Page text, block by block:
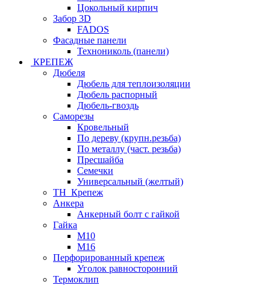
Цокольный кирпич
Забор 3D
FADOS
Фасадные панели
Технониколь (панели)
КРЕПЕЖ
Дюбеля
Дюбель для теплоизоляции
Дюбель распорный
Дюбель-гвоздь
Саморезы
Кровельный
По дереву (крупн.резьба)
По металлу (част. резьба)
Пресшайба
Семечки
Универсальный (желтый)
ТН_Крепеж
Анкера
Анкерный болт с гайкой
Гайка
М10
М16
Перфорированный крепеж
Уголок равносторонний
Термоклип